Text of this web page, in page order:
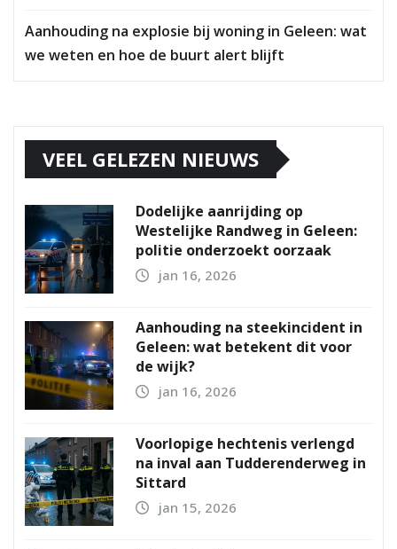
Aanhouding na explosie bij woning in Geleen: wat
we weten en hoe de buurt alert blijft
VEEL GELEZEN NIEUWS
Dodelijke aanrijding op
Westelijke Randweg in Geleen:
politie onderzoekt oorzaak
jan 16, 2026
Aanhouding na steekincident in
Geleen: wat betekent dit voor
de wijk?
jan 16, 2026
Voorlopige hechtenis verlengd
na inval aan Tudderenderweg in
Sittard
jan 15, 2026